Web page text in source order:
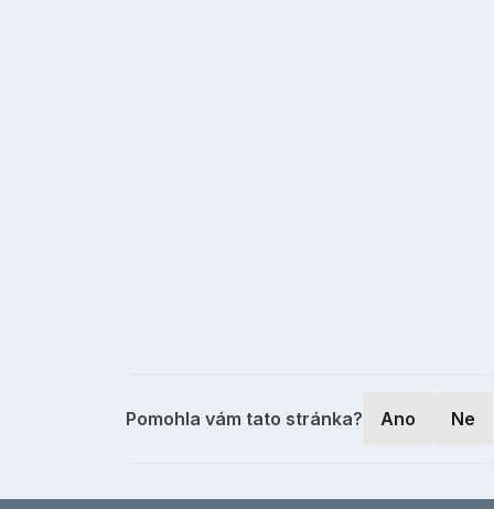
Pomohla vám tato stránka? Ano Ne